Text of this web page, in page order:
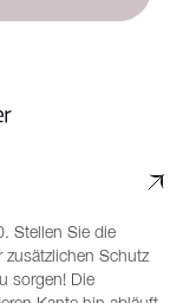
Stellen Sie die
zusätzlichen Schutz
sorgen! Die